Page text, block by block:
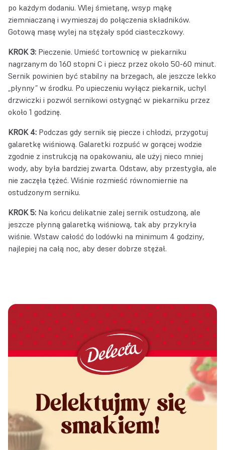
po każdym dodaniu. Wlej śmietanę, wsyp mąkę
ziemniaczaną i wymieszaj do połączenia składników.
Gotową masę wylej na stężały spód ciasteczkowy.
KROK 3: Pieczenie. Umieść tortownicę w piekarniku
nagrzanym do 160 stopni C i piecz przez około 50-60 minut.
Sernik powinien być stabilny na brzegach, ale jeszcze lekko
„płynny” w środku. Po upieczeniu wyłącz piekarnik, uchyl
drzwiczki i pozwól sernikowi ostygnąć w piekarniku przez
około 1 godzinę.
KROK 4: Podczas gdy sernik się piecze i chłodzi, przygotuj
galaretkę wiśniową. Galaretki rozpuść w gorącej wodzie
zgodnie z instrukcją na opakowaniu, ale użyj nieco mniej
wody, aby była bardziej zwarta. Odstaw, aby przestygła, ale
nie zaczęła tężeć. Wiśnie rozmieść równomiernie na
ostudzonym serniku.
KROK 5: Na końcu delikatnie zalej sernik ostudzoną, ale
jeszcze płynną galaretką wiśniową, tak aby przykryła
wiśnie. Wstaw całość do lodówki na minimum 4 godziny,
najlepiej na całą noc, aby deser dobrze stężał.